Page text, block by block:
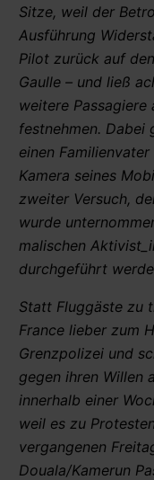
Sitze, weil der
Ausführung
Pilot zurück auf
Gaulle – und ließ
weitere Passagiere
festnehmen.
einen
Kamera seines
zweiter Versuch,
wurde
malischen
durchgeführt
Statt Fluggäste zu
France lieber zum
Grenzpolizei und
gegen ihren Willen
innerhalb einer
weil es zu
vergangenen
Douala/Kamerun